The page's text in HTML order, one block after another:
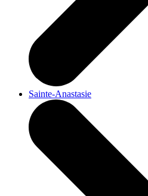
Sainte-Anastasie